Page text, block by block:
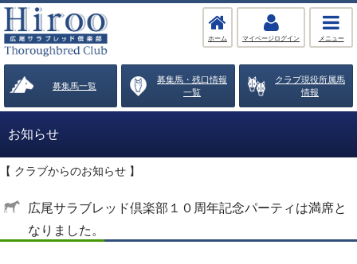
ホーム マイページログイン メニュー
募集馬一覧
募集馬・残口情報
一覧
クラブ現役所属馬
情報
お知らせ
【 クラブからのお知らせ 】
広尾サラブレッド倶楽部１０周年記念パーティは満席と
なりました。